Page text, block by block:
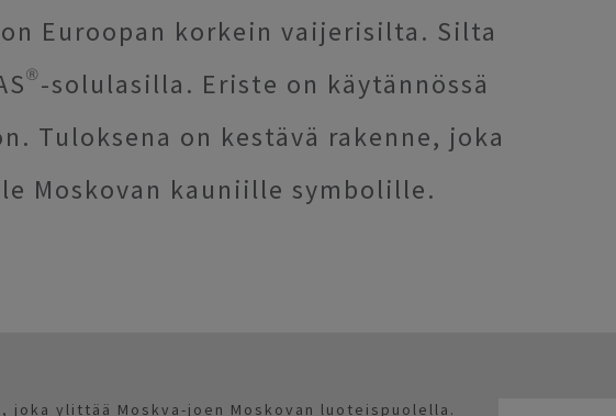
Euroopan korkein vaijerisilta. Silta
solulasilla. Eriste on käytännössä
Tuloksena on kestävä rakenne, joka
Moskovan kauniille symbolille.
ylittää Moskva-joen Moskovan luoteispuolella.